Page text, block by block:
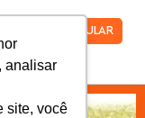
analisar
site, você
VESTIBULAR